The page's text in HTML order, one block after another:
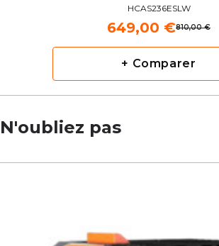
HCAS236ESLW
810,00 €
649,00 €
+ Comparer
N'oubliez pas